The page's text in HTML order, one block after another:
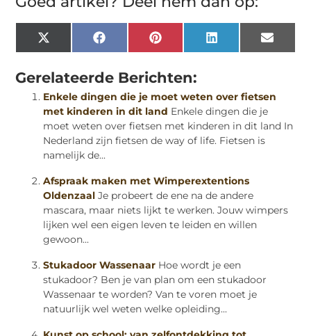
X
(Twitter)
FacebookPinterestLinkedInEmail
Gerelateerde Berichten:
Enkele dingen die je moet weten over fietsen
met kinderen in dit land Enkele dingen die je
moet weten over fietsen met kinderen in dit land In
Nederland zijn fietsen de way of life. Fietsen is
namelijk de...
Afspraak maken met Wimperextentions
Oldenzaal Je probeert de ene na de andere
mascara, maar niets lijkt te werken. Jouw wimpers
lijken wel een eigen leven te leiden en willen
gewoon...
Stukadoor Wassenaar Hoe wordt je een
stukadoor? Ben je van plan om een stukadoor
Wassenaar te worden? Van te voren moet je
natuurlijk wel weten welke opleiding...